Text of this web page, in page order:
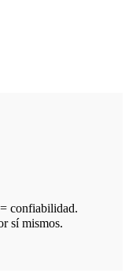
confiabilidad.
sí mismos.